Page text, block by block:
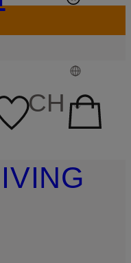
CH